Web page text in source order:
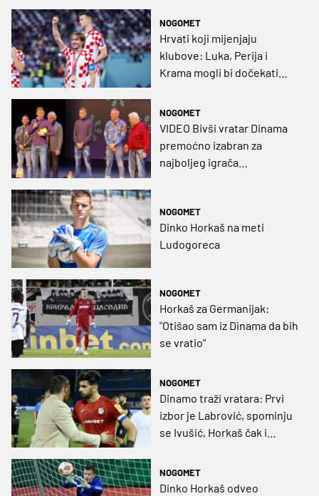
NOGOMET
Hrvati koji mijenjaju
klubove: Luka, Perija i
Krama mogli bi dočekati
NOGOMET
VIDEO Bivši vratar Dinama
premoćno izabran za
najboljeg igrača
NOGOMET
Dinko Horkaš na meti
Ludogoreca
NOGOMET
Horkaš za Germanijak:
"Otišao sam iz Dinama da bih
se vratio"
NOGOMET
Dinamo traži vratara: Prvi
izbor je Labrović, spominju
se Ivušić, Horkaš čak i
NOGOMET
Dinko Horkaš odveo